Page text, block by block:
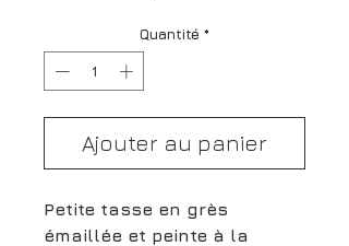
Quantité *
Ajouter au panier
Petite tasse en grès
émaillée et peinte à la